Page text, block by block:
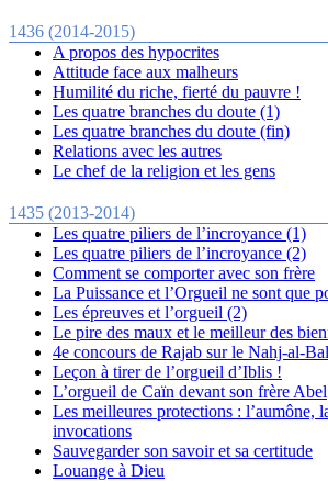
1436 (2014-2015)
A propos des hypocrites
Attitude face aux malheurs
Humilité du riche, fierté du pauvre !
Les quatre branches du doute (1)
Les quatre branches du doute (fin)
Relations avec les autres
Le chef de la religion et les gens
1435 (2013-2014)
Les quatre piliers de l’incroyance (1)
Les quatre piliers de l’incroyance (2)
Comment se comporter avec son frère
La Puissance et l’Orgueil ne sont que
Les épreuves et l’orgueil (2)
Le pire des maux et le meilleur des
4e concours de Rajab sur le Nahj-al-
Leçon à tirer de l’orgueil d’Iblis !
L’orgueil de Caïn devant son frère Abel
Les meilleures protections : l’aumône,
invocations
Sauvegarder son savoir et sa certitude
Louange à Dieu